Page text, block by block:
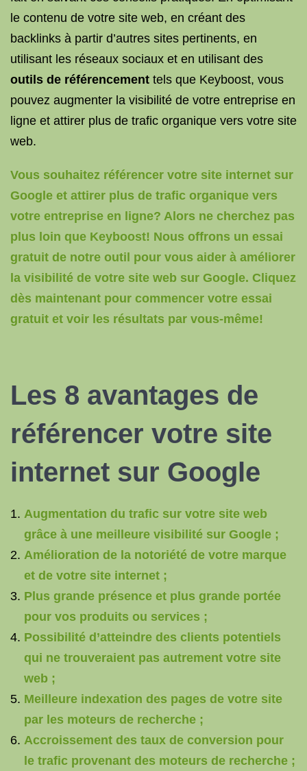
le contenu de votre site web, en créant des
backlinks à partir d’autres sites pertinents, en
utilisant les réseaux sociaux et en utilisant des
outils de référencement tels que Keyboost, vous
pouvez augmenter la visibilité de votre entreprise en
ligne et attirer plus de trafic organique vers votre site
web.
Vous souhaitez référencer votre site internet sur
Google et attirer plus de trafic organique vers
votre entreprise en ligne? Alors ne cherchez pas
plus loin que Keyboost! Nous offrons un essai
gratuit de notre outil pour vous aider à améliorer
la visibilité de votre site web sur Google. Cliquez
dès maintenant pour commencer votre essai
gratuit et voir les résultats par vous-même!
Les 8 avantages de
référencer votre site
internet sur Google
Augmentation du trafic sur votre site web
grâce à une meilleure visibilité sur Google ;
Amélioration de la notoriété de votre marque
et de votre site internet ;
Plus grande présence et plus grande portée
pour vos produits ou services ;
Possibilité d’atteindre des clients potentiels
qui ne trouveraient pas autrement votre site
web ;
Meilleure indexation des pages de votre site
par les moteurs de recherche ;
Accroissement des taux de conversion pour
le trafic provenant des moteurs de recherche ;